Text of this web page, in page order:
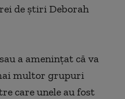
de ştiri Deborah
a ameninţat că va
multor grupuri
care unele au fost